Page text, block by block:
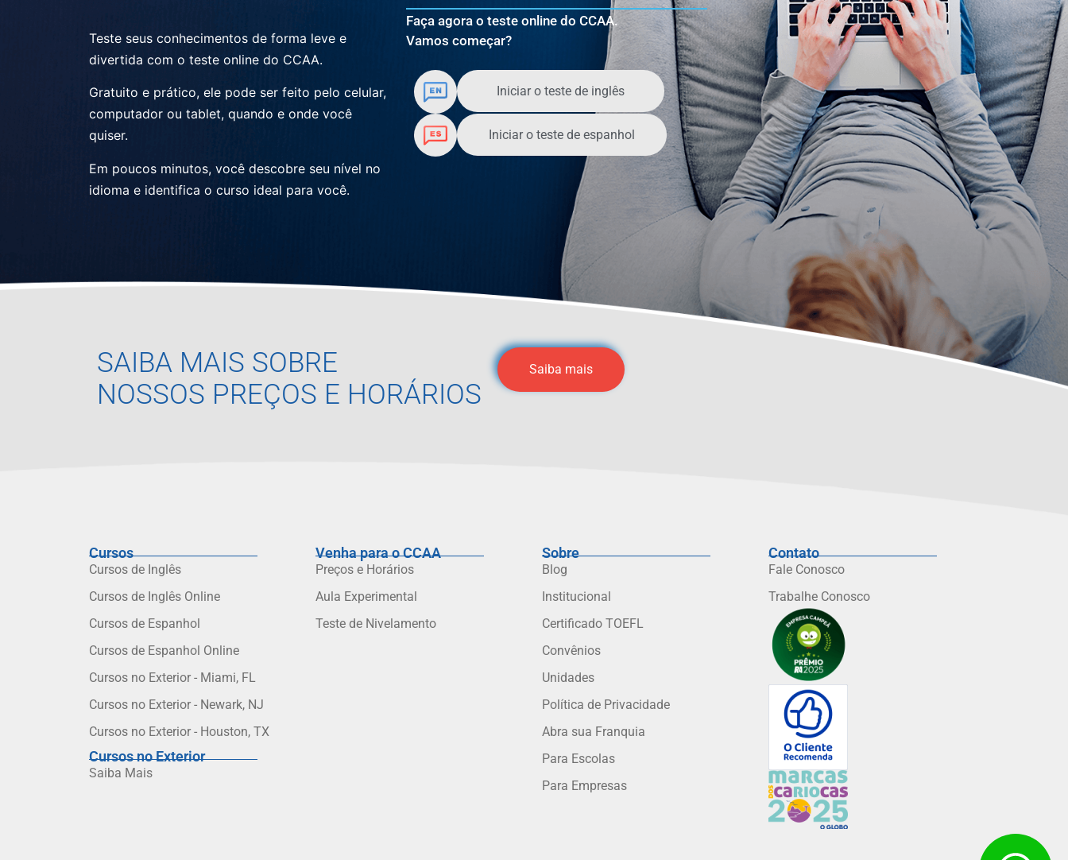
Teste seus conhecimentos de forma leve e
divertida com o teste online do CCAA.
Gratuito e prático, ele pode ser feito pelo celular,
computador ou tablet, quando e onde você
quiser.
Em poucos minutos, você descobre seu nível no
idioma e identifica o curso ideal para você.
Faça agora o teste online do CCAA.
Vamos começar?
Iniciar o teste de inglês
Iniciar o teste de espanhol
SAIBA MAIS SOBRE
NOSSOS PREÇOS E HORÁRIOS
Saiba mais
Cursos
Cursos de Inglês
Cursos de Inglês Online
Cursos de Espanhol
Cursos de Espanhol Online
Cursos no Exterior - Miami, FL
Cursos no Exterior - Newark, NJ
Cursos no Exterior - Houston, TX
Cursos no Exterior
Saiba Mais
Venha para o CCAA
Preços e Horários
Aula Experimental
Teste de Nivelamento
Sobre
Blog
Institucional
Certificado TOEFL
Convênios
Unidades
Política de Privacidade
Abra sua Franquia
Para Escolas
Para Empresas
Contato
Fale Conosco
Trabalhe Conosco